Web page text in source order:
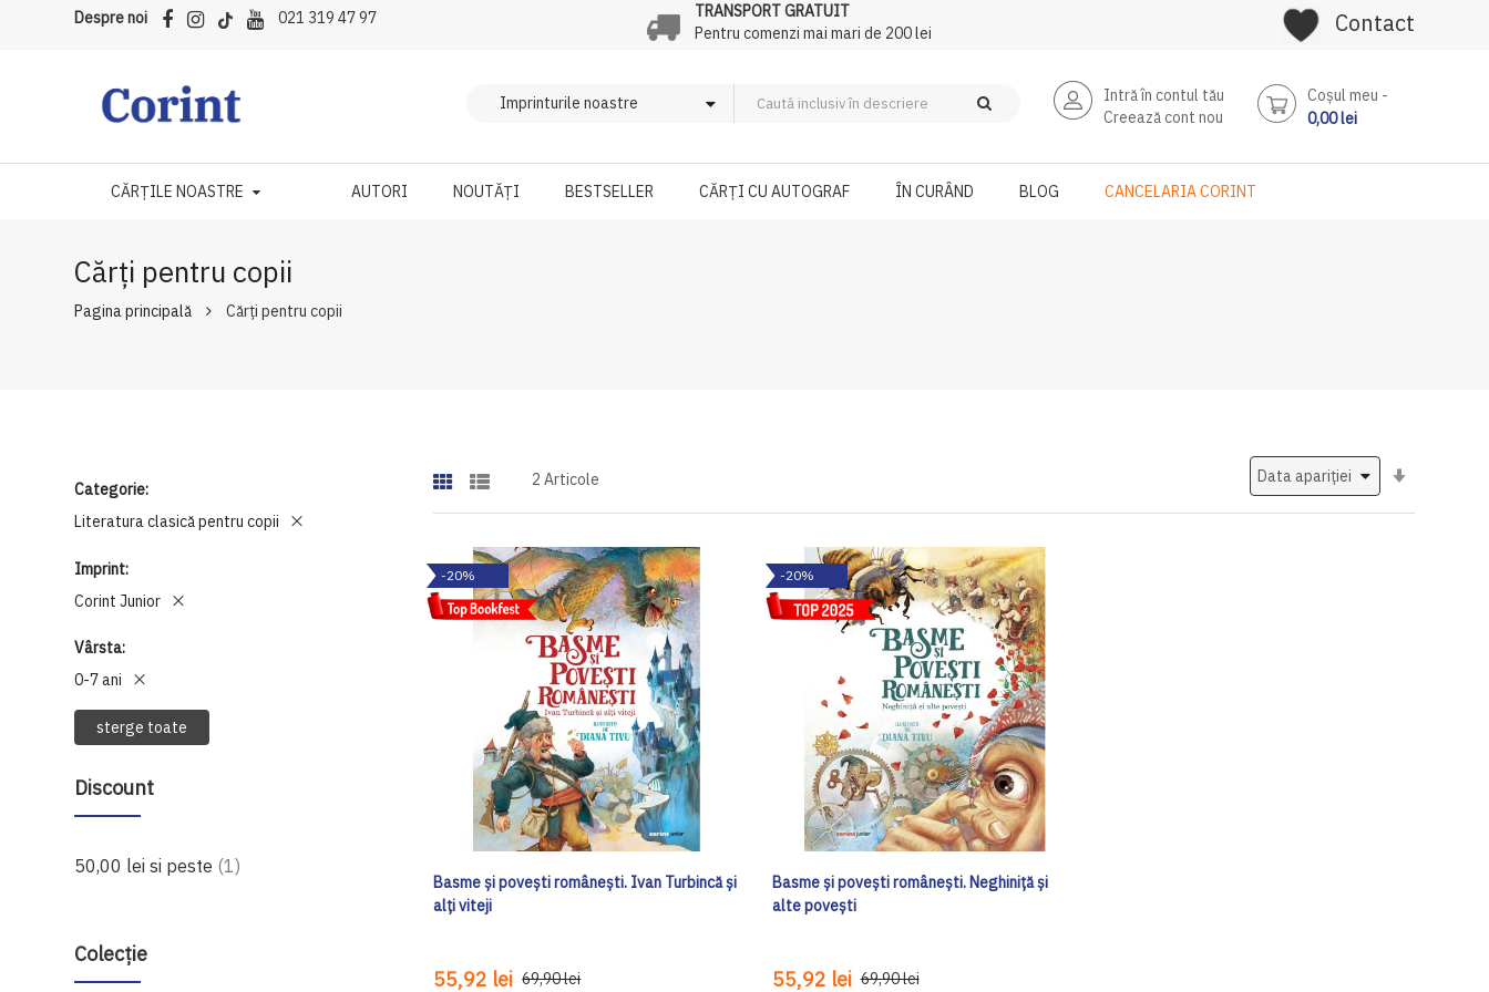
Despre noi 021 319 47 97
TRANSPORT GRATUIT
Pentru comenzi mai mari de 200 lei
Contact
Intră în contul tău
Creează cont nou
Coşul meu
0,00 lei
CĂRȚILE NOASTRE AUTORI NOUTĂȚI BESTSELLER CĂRȚI CU AUTOGRAF ÎN CURÂND BLOG CANCELARIA CORINT
Cărți pentru copii
Pagina principală Cărți pentru copii
Categorie
Literatura clasică pentru copii
Imprint
Corint Junior
Vârsta
0-7 ani
sterge toate
Discount
50,00 lei si peste 1produs
Colecție
2 Articole
-20%
Basme și povești românești. Ivan Turbincă și
alți viteji
55,92 lei 69,90 lei
-20%
Basme și povești românești. Neghiniță și
alte povești
55,92 lei 69,90 lei